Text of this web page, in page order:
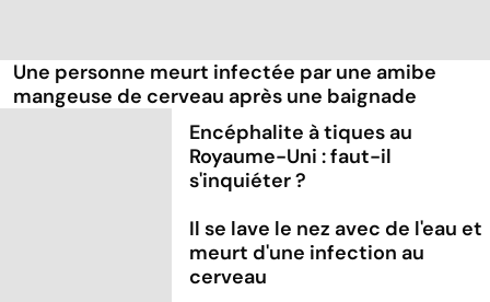
Une personne meurt infectée par une amibe
mangeuse de cerveau après une baignade
Encéphalite à tiques au
Royaume-Uni : faut-il
s'inquiéter ?
Il se lave le nez avec de l'eau et
meurt d'une infection au
cerveau